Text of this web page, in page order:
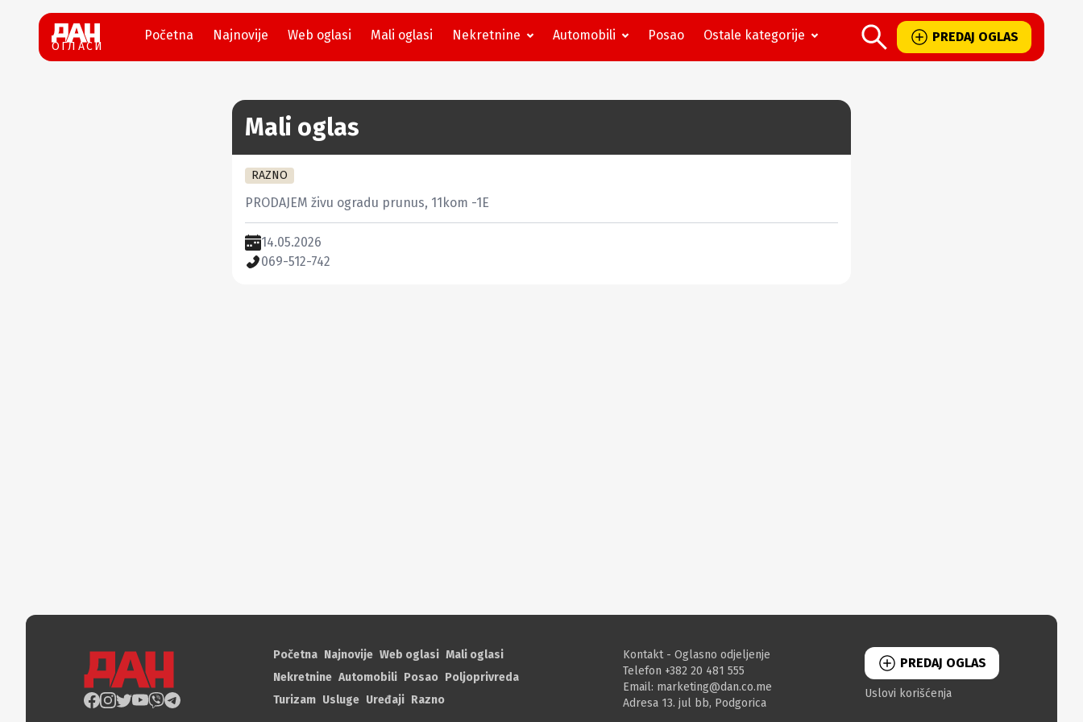
ОГЛАСИ
Početna Najnovije Web oglasi Mali oglasi Nekretnine Automobili Posao Ostale kategorije PREDAJ OGLAS
Mali oglas
RAZNO
PRODAJEM živu ogradu prunus, 11kom -1E
14.05.2026
069-512-742
Početna Najnovije Web oglasi Mali oglasi
Nekretnine Automobili Posao Poljoprivreda
Turizam Usluge Uređaji Razno
Kontakt - Oglasno odjeljenje
Telefon +382 20 481 555
Email: marketing@dan.co.me
Adresa 13. jul bb, Podgorica
PREDAJ OGLAS
Uslovi korišćenja